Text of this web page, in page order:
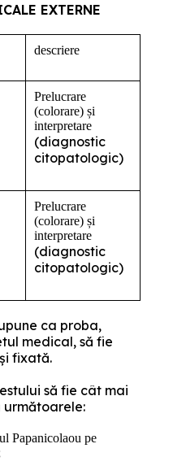
EXTERNE
descriere
Prelucrare
(colorare) și
interpretare
(diagnostic
citopatologic)
Prelucrare
(colorare) și
interpretare
(diagnostic
citopatologic)
ca proba,
medical, să fie
fixată.
să fie cât mai
Papanicolaou pe